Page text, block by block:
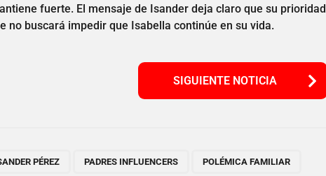
fuerte. El mensaje de Isander deja claro que su prioridad
no buscará impedir que Isabella continúe en su vida.
SIGUIENTE NOTICIA
PÉREZ PADRES INFLUENCERS POLÉMICA FAMILIAR